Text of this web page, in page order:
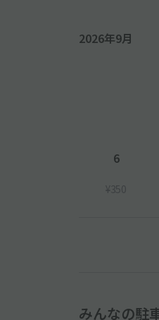
2026年9月
6
¥350
みんなの駐